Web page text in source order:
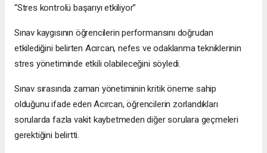
“Stres kontrolü başarıyı etkiliyor”
Sınav kaygısının öğrencilerin performansını doğrudan
etkilediğini belirten Acırcan, nefes ve odaklanma tekniklerinin
stres yönetiminde etkili olabileceğini söyledi.
Sınav sırasında zaman yönetiminin kritik öneme sahip
olduğunu ifade eden Acırcan, öğrencilerin zorlandıkları
sorularda fazla vakit kaybetmeden diğer sorulara geçmeleri
gerektiğini belirtti.